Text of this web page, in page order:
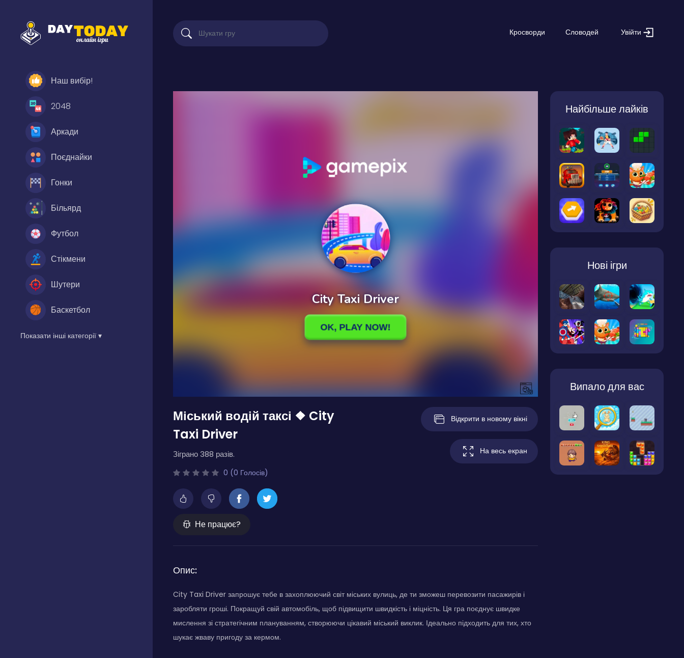
Наш вибір!
2048
Аркади
Поєднайки
Гонки
Більярд
Футбол
Стікмени
Шутери
Баскетбол
Показати інші категорії ▾
Кросворди Словодей Увійти
Міський водій таксі ❖ City
Taxi Driver
Зіграно 388 разів.
0 (0 Голосів)
Не працює?
Відкрити в новому вікні
На весь екран
Опис:
City Taxi Driver запрошує тебе в захоплюючий світ міських вулиць, де ти зможеш перевозити пасажирів і
заробляти гроші. Покращуй свій автомобіль, щоб підвищити швидкість і міцність. Ця гра поєднує швидке
мислення зі стратегічним плануванням, створюючи цікавий міський виклик. Ідеально підходить для тих, хто
шукає жваву пригоду за кермом.
Найбільше лайків
Нові ігри
Випало для вас